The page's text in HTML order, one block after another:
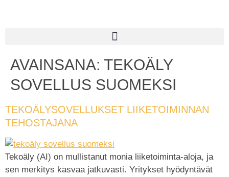
AVAINSANA: TEKOÄLY
SOVELLUS SUOMEKSI
TEKOÄLYSOVELLUKSET LIIKETOIMINNAN
TEHOSTAJANA
Tekoäly (AI) on mullistanut monia liiketoiminta-aloja, ja
sen merkitys kasvaa jatkuvasti. Yritykset hyödyntävät